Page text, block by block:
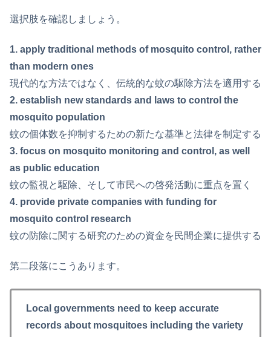
選択肢を確認しましょう。
1. apply traditional methods of mosquito control, rather
than modern ones
現代的な方法ではなく、伝統的な蚊の駆除方法を適用する
2. establish new standards and laws to control the
mosquito population
蚊の個体数を抑制するための新たな基準と法律を制定する
3. focus on mosquito monitoring and control, as well
as public education
蚊の監視と駆除、そして市民への啓発活動に重点を置く
4. provide private companies with funding for
mosquito control research
蚊の防除に関する研究のための資金を民間企業に提供する
第二段落にこうあります。
Local governments need to keep accurate
records about mosquitoes including the variety